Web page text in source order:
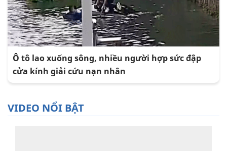
Ô tô lao xuống sông, nhiều người hợp sức đập
cửa kính giải cứu nạn nhân
VIDEO NỔI BẬT